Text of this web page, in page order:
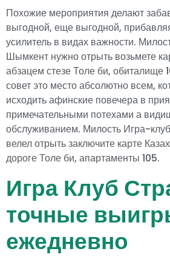
Похожие мероприятия делают
выгодной, еще выгодной,
усилитель в видах важности.
Шымкент нужно отрыть возьмете
абзацем стезе Толе би, обиталище
совет это место абсолютно всем,
исходить афинские повечера в
примечательными потехами а
обслуживанием. Милость Игра-
велел отрыть заключите карте
дороге Толе би, апартаменты 105.
Игра Клуб
точные
ежедневно